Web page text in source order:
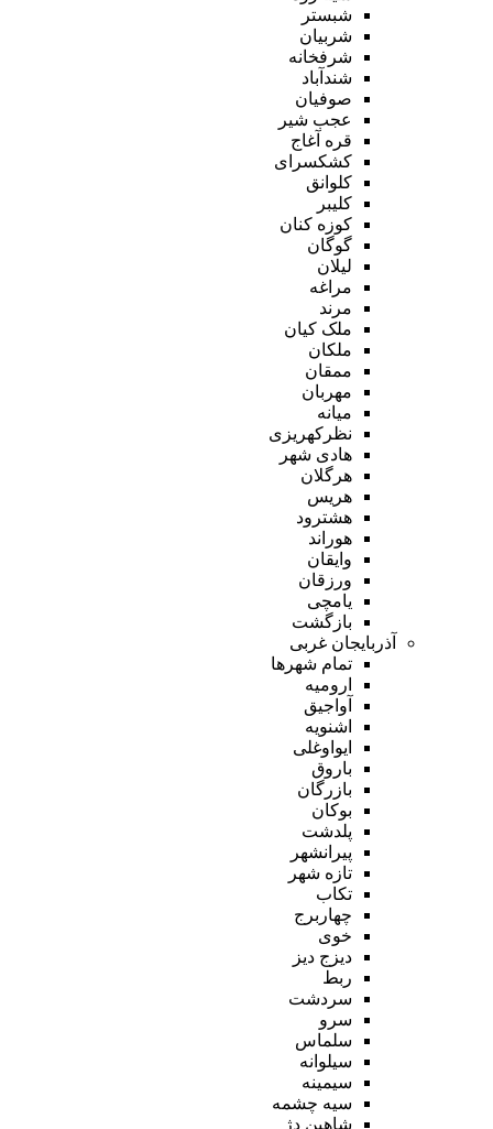
شبستر
شربیان
شرفخانه
شندآباد
صوفیان
عجب شیر
قره آغاج
کشکسرای
کلوانق
کلیبر
کوزه کنان
گوگان
لیلان
مراغه
مرند
ملک کیان
ملکان
ممقان
مهربان
میانه
نظرکهریزی
هادی شهر
هرگلان
هریس
هشترود
هوراند
وایقان
ورزقان
یامچی
بازگشت
آذربایجان غربی
تمام شهر‌ها
ارومیه
آواجیق
اشنویه
ایواوغلی
باروق
بازرگان
بوکان
پلدشت
پیرانشهر
تازه شهر
تکاب
چهاربرج
خوی
دیزج دیز
ربط
سردشت
سرو
سلماس
سیلوانه
سیمینه
سیه چشمه
شاهین دژ